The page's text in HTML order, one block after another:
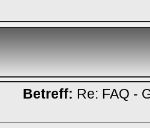
Betreff: Re: FAQ -